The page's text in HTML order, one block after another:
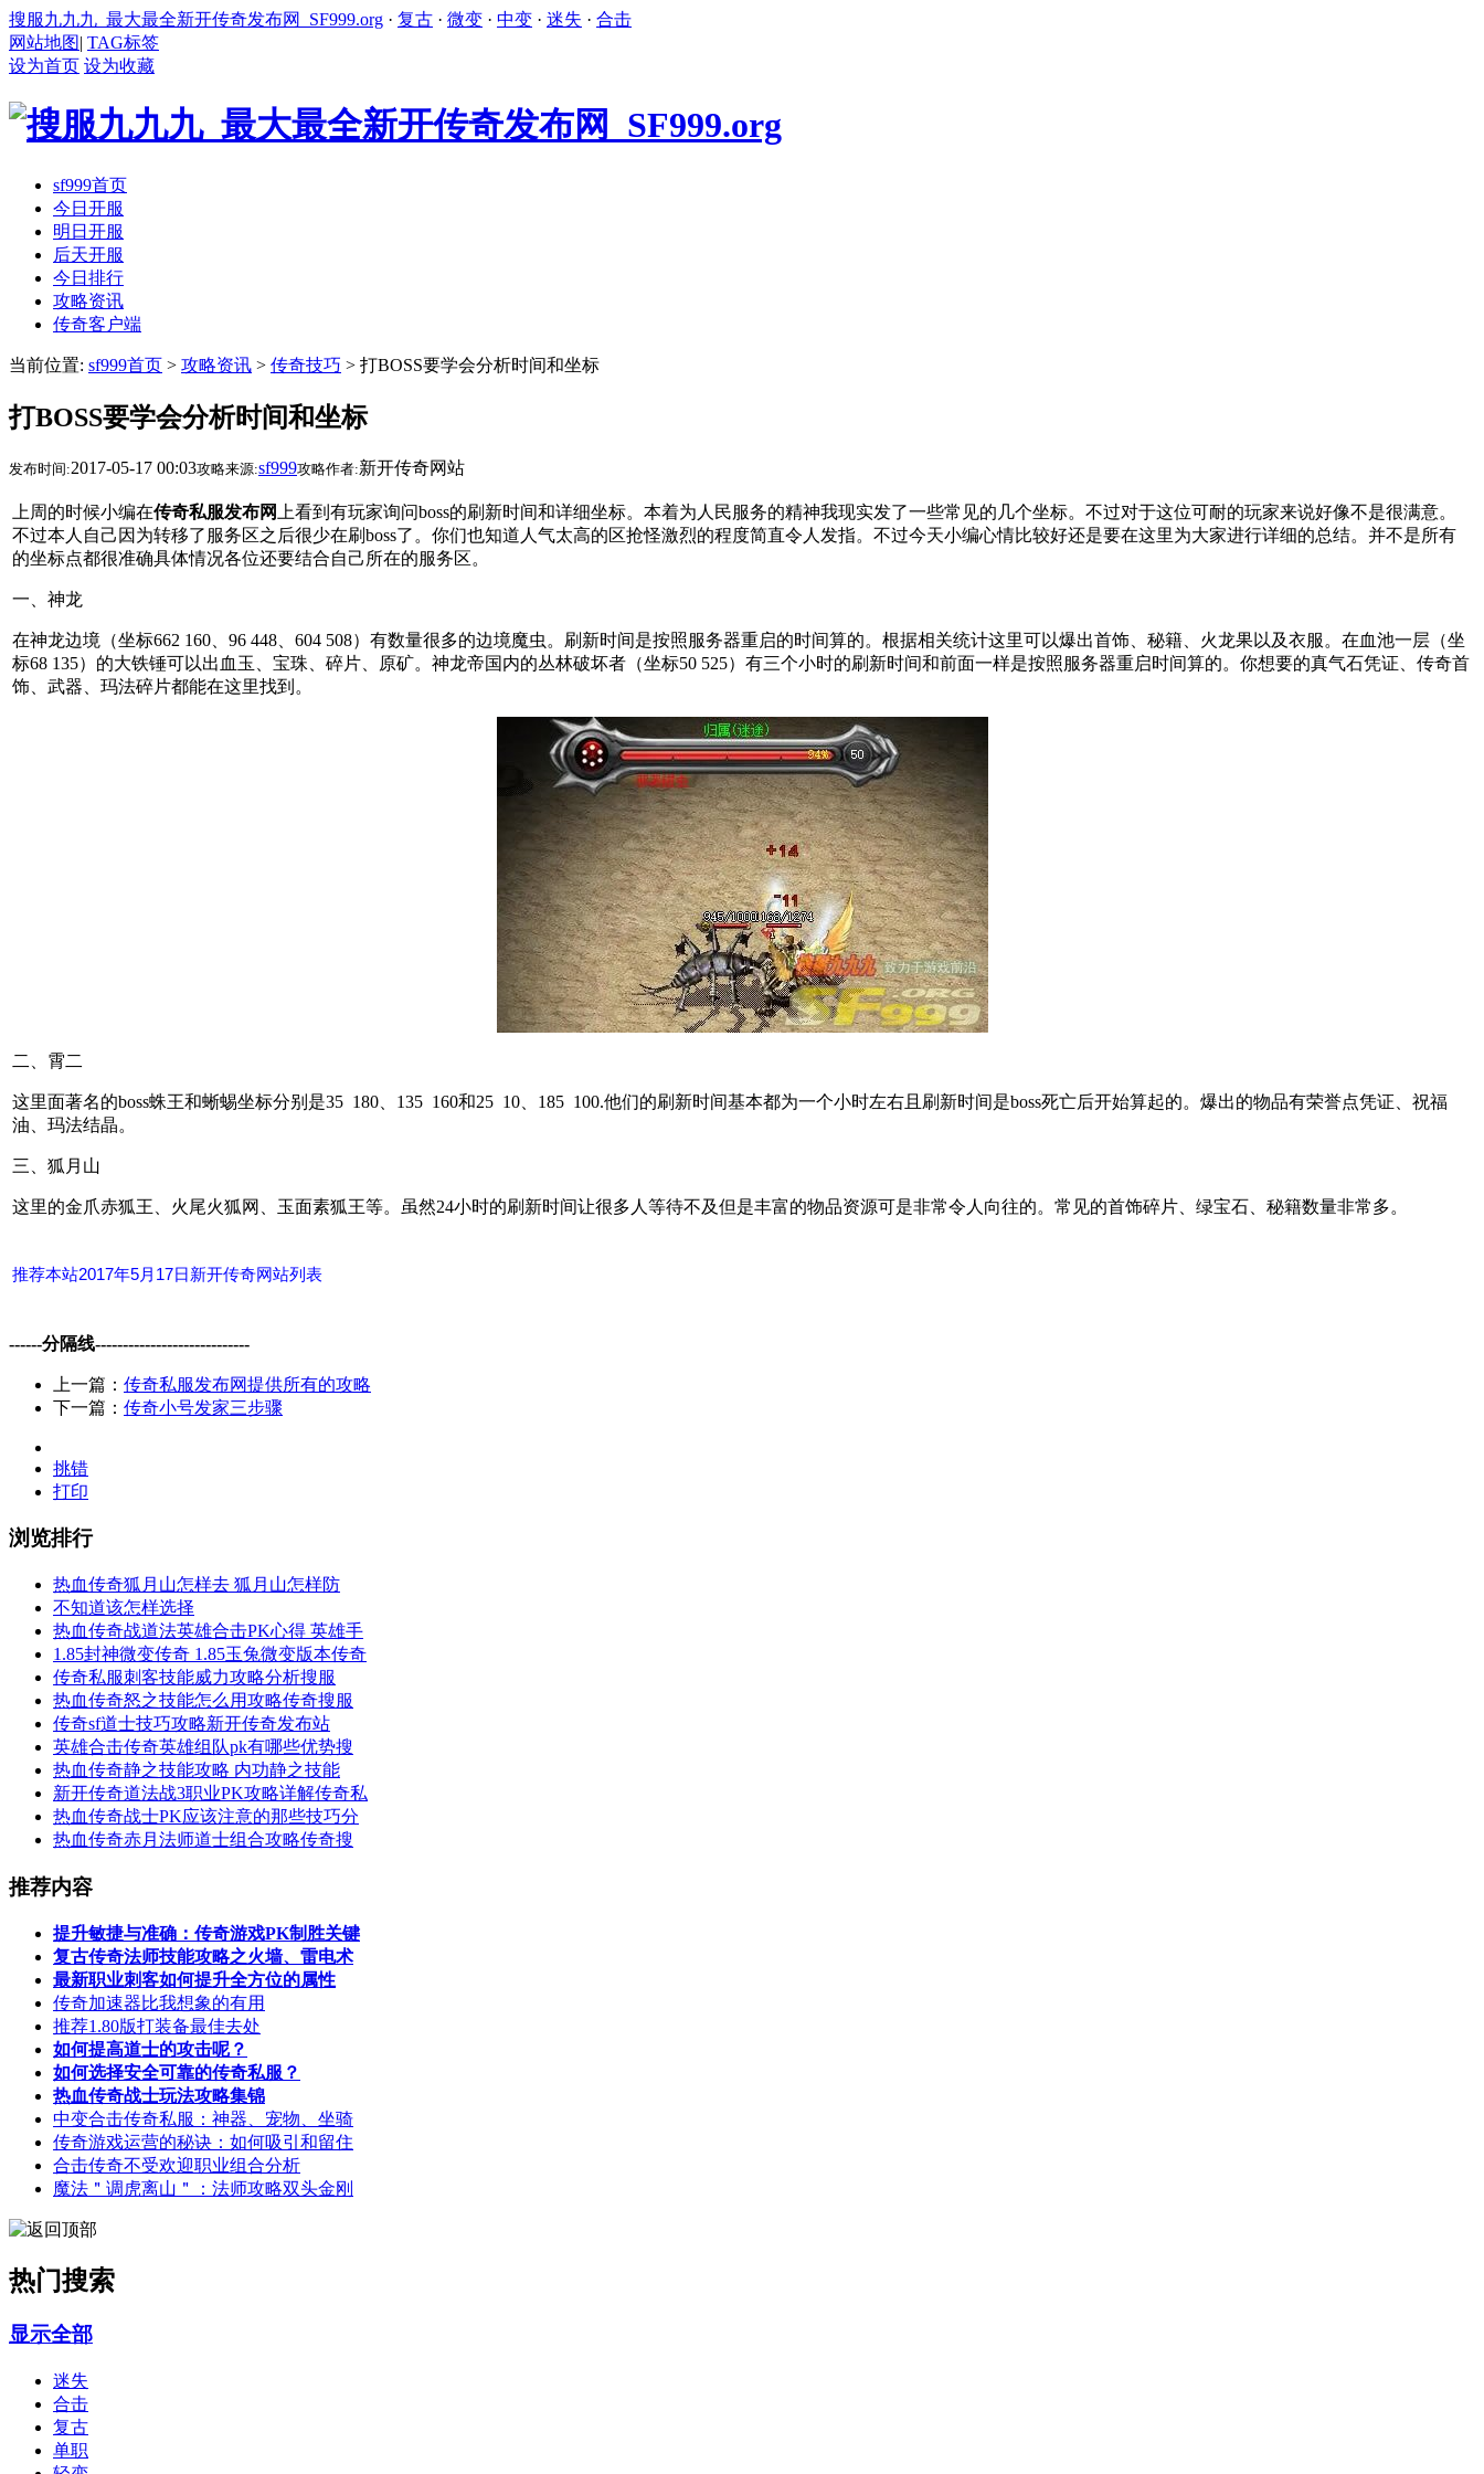
搜服九九九_最大最全新开传奇发布网_SF999.org · 复古 · 微变 · 中变 · 迷失 · 合击
网站地图| TAG标签
设为首页 设为收藏
sf999首页
今日开服
明日开服
后天开服
今日排行
攻略资讯
传奇客户端
当前位置: sf999首页 > 攻略资讯 > 传奇技巧 > 打BOSS要学会分析时间和坐标
打BOSS要学会分析时间和坐标
发布时间:2017-05-17 00:03攻略来源:sf999攻略作者:新开传奇网站
上周的时候小编在传奇私服发布网 上看到有玩家询问boss的刷新时间和详细坐标。本着为人民服务的精神我现实发了一些常见的几个坐标。不过对于这位可耐的玩家来说好像不是很满意。
不过本人自己因为转移了服务区之后很少在刷boss了。你们也知道人气太高的区抢怪激烈的程度简直令人发指。不过今天小编心情比较好还是要在这里为大家进行详细的总结。并不是所有
的坐标点都很准确具体情况各位还要结合自己所在的服务区。
一、神龙
在神龙边境（坐标662 160、96 448、604 508）有数量很多的边境魔虫。刷新时间是按照服务器重启的时间算的。根据相关统计这里可以爆出首饰、秘籍、火龙果以及衣服。在血池一层（坐
标68 135）的大铁锤可以出血玉、宝珠、碎片、原矿。神龙帝国内的丛林破坏者（坐标50 525）有三个小时的刷新时间和前面一样是按照服务器重启时间算的。你想要的真气石凭证、传奇首
饰、武器、玛法碎片都能在这里找到。
二、霄二
这里面著名的boss蛛王和蜥蜴坐标分别是35 180、135 160和25 10、185 100.他们的刷新时间基本都为一个小时左右且刷新时间是boss死亡后开始算起的。爆出的物品有荣誉点凭证、祝福
油、玛法结晶。
三、狐月山
这里的金爪赤狐王、火尾火狐网、玉面素狐王等。虽然24小时的刷新时间让很多人等待不及但是丰富的物品资源可是非常令人向往的。常见的首饰碎片、绿宝石、秘籍数量非常多。
推荐本站2017年5月17日新开传奇网站列表
------分隔线----------------------------
上一篇： 传奇私服发布网提供所有的攻略
下一篇： 传奇小号发家三步骤
挑错
打印
浏览排行
热血传奇狐月山怎样去 狐月山怎样防
不知道该怎样选择
热血传奇战道法英雄合击PK心得 英雄手
1.85封神微变传奇 1.85玉兔微变版本传奇
传奇私服​刺客技能威力攻略分析搜服
热血传奇怒之技能怎么用攻略传奇搜服
传奇sf道士技巧攻略新开传奇发布站
英雄合击传奇英雄组队pk有哪些优势搜
热血传奇静之技能攻略 内功静之技能
新开传奇道法战3职业PK攻略详解传奇私
热血传奇战士PK应该注意的那些技巧分
热血传奇赤月法师道士组合攻略传奇搜
推荐内容
提升敏捷与准确：传奇游戏PK制胜关键
复古传奇法师技能攻略之火墙、雷电术
最新职业刺客如何提升全方位的属性
传奇加速器比我想象的有用
推荐1.80版打装备最佳去处
如何提高道士的攻击呢？
如何选择安全可靠的传奇私服？
热血传奇战士玩法攻略集锦
中变合击传奇私服：神器、宠物、坐骑
传奇游戏运营的秘诀：如何吸引和留住
合击传奇不受欢迎职业组合分析
魔法＂调虎离山＂：法师攻略双头金刚
热门搜索
显示全部
迷失
合击
复古
单职